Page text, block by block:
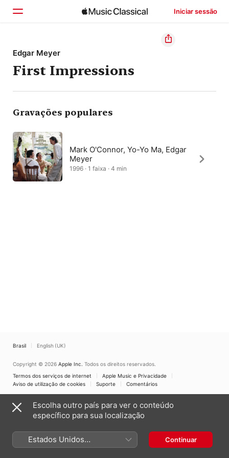
Iniciar sessão
Início
Explorar
Buscar
Edgar Meyer
First Impressions
Gravações populares
Mark O'Connor, Yo-Yo Ma, Edgar
Meyer
1996 · 1 faixa · 4 min
Brasil English (UK)
Copyright © 2026 Apple Inc. Todos os direitos reservados.
Termos dos serviços de internet
Apple Music e Privacidade
Aviso de utilização de cookies
Suporte Comentários
Escolha outro país para ver o conteúdo
específico para sua localização
Estados Unidos
(Português Brasil)
Continuar